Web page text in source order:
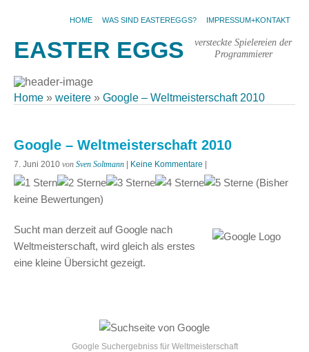
HOME WAS SIND EASTEREGGS? IMPRESSUM+KONTAKT
EASTER EGGS
versteckte Spielereien der
Programmierer
Home » weitere » Google – Weltmeisterschaft 2010
Google – Weltmeisterschaft 2010
7. Juni 2010 von Sven Soltmann Keine Kommentare
(Bisher
keine Bewertungen)
Sucht man derzeit auf Google nach
Weltmeisterschaft, wird gleich als erstes
eine kleine Übersicht gezeigt.
Google Suchergebniss für Weltmeisterschaft